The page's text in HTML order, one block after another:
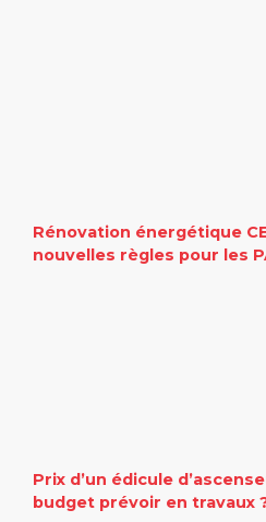
Rénovation énergétique
nouvelles règles pour les
Prix d’un édicule
budget prévoir en travaux